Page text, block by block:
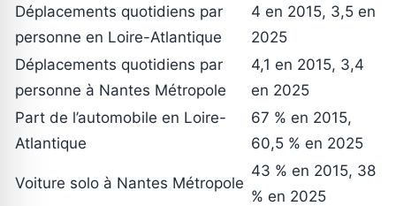
Déplacements quotidiens par
personne en Loire-Atlantique
4 en 2015, 3,5 en
2025
Déplacements quotidiens par
personne à Nantes Métropole
4,1 en 2015, 3,4
en 2025
Part de l’automobile en Loire-
Atlantique
67 % en 2015,
60,5 % en 2025
Voiture solo à Nantes Métropole
43 % en 2015, 38
% en 2025